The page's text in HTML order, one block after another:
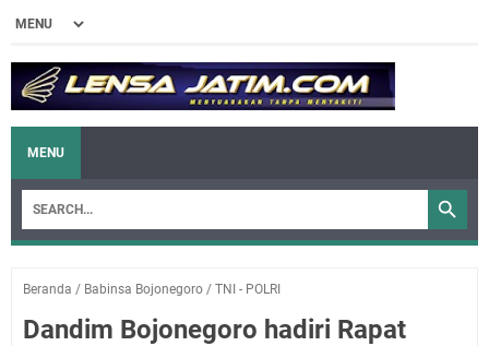
MENU
Beranda / Babinsa Bojonegoro / TNI - POLRI
Dandim Bojonegoro hadiri Rapat